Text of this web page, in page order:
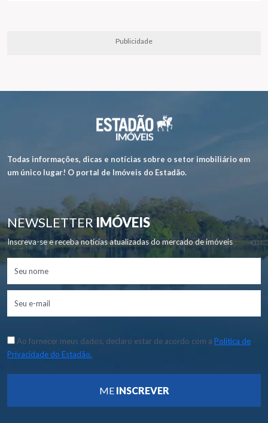
Publicidade
Todas informações, dicas e notícias sobre o setor imobiliário em
um único lugar! O portal de Imóveis do Estadão.
NEWSLETTERIMÓVEIS
Inscreva-se e receba notícias atualizadas do mercado de imóveis
Ao fornecer meus dados, declaro estar de acordo com a Política de
Privacidade do Estadão.
ME INSCREVER